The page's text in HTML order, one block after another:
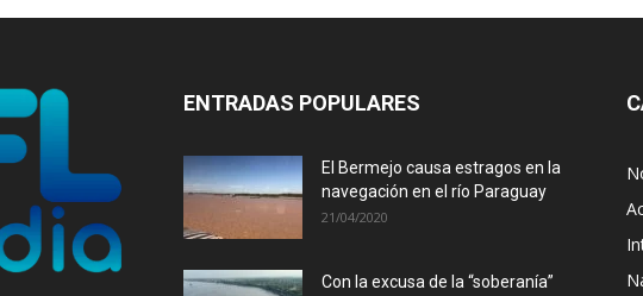
ENTRADAS POPULARES
El Bermejo causa estragos en la
navegación en el río Paraguay
21/04/2020
Con la excusa de la “soberanía”